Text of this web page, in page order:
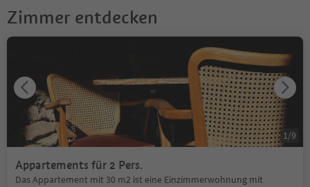
Zimmer entdecken
Appartements für 2 Pers.
Das Appartement mit 30 m2 ist eine Einzimmerwohnung mit
1 /9